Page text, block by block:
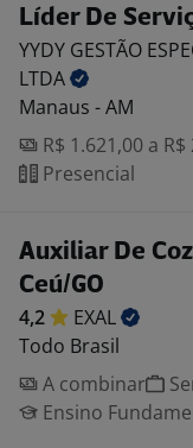
Líder De
YYDY GESTÃO
LTDA
Manaus - AM
R$ 1.621,00 a
Presencial
Auxiliar De
Ceú/GO
4,2
EXAL
Todo Brasil
A combinar
Ensino